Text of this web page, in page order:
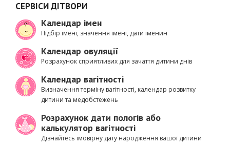
СЕРВІСИ ДІТВОРИ
Календар імен
Підбір імені, значення імені, дати іменин
Календар овуляції
Розрахунок сприятливих для зачаття дитини днів
Календар вагітності
Визначення терміну вагітності, календар розвитку
дитини та медобстежень
Розрахунок дати пологів або
калькулятор вагітності
Дізнайтесь імовірну дату народження вашої дитини